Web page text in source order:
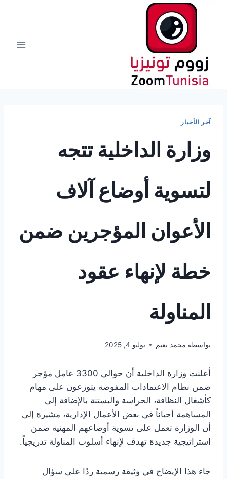
آخر الأخبار
وزارة الداخلية تتجه
لتسوية أوضاع آلاف
الأعوان المؤجرين ضمن
خطة لإنهاء عقود
المناولة
بواسطة محمد نعيم يوليو 4, 2025
أعلنت وزارة الداخلية أن حوالي 3300 عامل مؤجر
ضمن نظام الاعتمادات المفوضة يتوزعون على مهام
كأشغال النظافة، الحراسة والبستنة بالإضافة إلى
المساهمة أحياناً في بعض الأعمال الإدارية، مشيرة إلى
أن الوزارة تعمل على تسوية أوضاعهم المهنية ضمن
استراتيجية جديدة تهدف لإنهاء أسلوب المناولة تدريجياً.
جاء هذا الإيضاح في وثيقة رسمية ردًا على سؤال